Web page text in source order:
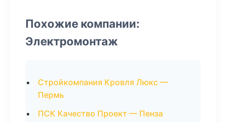
Похожие компании:
Электромонтаж
Стройкомпания Кровля Люкс —
Пермь
ПСК Качество Проект — Пенза